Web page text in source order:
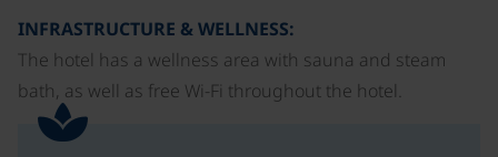
INFRASTRUCTURE & WELLNESS:
The hotel has a wellness area with sauna and steam
bath, as well as free Wi-Fi throughout the hotel.